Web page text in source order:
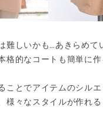
難しいかも…あきらめて
格的なコートも簡単に
ことでアイテムのシル
様々なスタイルが作れ